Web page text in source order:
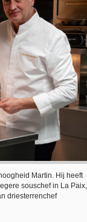
Martin. Hij heeft
souschef in La Paix,
driesterrenchef